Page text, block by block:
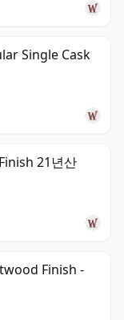
Single Cask
21년산
Finish -